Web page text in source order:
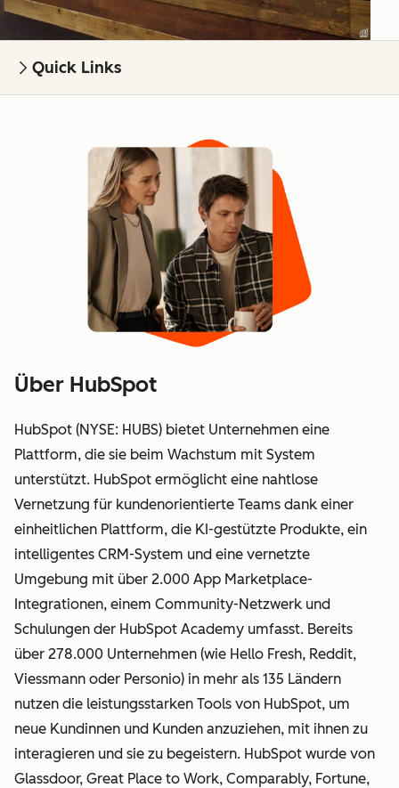
Quick Links
Über HubSpot
HubSpot (NYSE: HUBS) bietet Unternehmen eine
Plattform, die sie beim Wachstum mit System
unterstützt. HubSpot ermöglicht eine nahtlose
Vernetzung für kundenorientierte Teams dank einer
einheitlichen Plattform, die KI-gestützte Produkte, ein
intelligentes CRM-System und eine vernetzte
Umgebung mit über 2.000 App Marketplace-
Integrationen, einem Community-Netzwerk und
Schulungen der HubSpot Academy umfasst. Bereits
über 278.000 Unternehmen (wie Hello Fresh, Reddit,
Viessmann oder Personio) in mehr als 135 Ländern
nutzen die leistungsstarken Tools von HubSpot, um
neue Kundinnen und Kunden anzuziehen, mit ihnen zu
interagieren und sie zu begeistern. HubSpot wurde von
Glassdoor, Great Place to Work, Comparably, Fortune,